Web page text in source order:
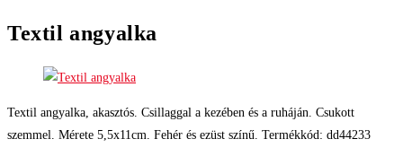
Textil angyalka
Textil angyalka, akasztós. Csillaggal a kezében és a ruháján. Csukott
szemmel. Mérete 5,5x11cm. Fehér és ezüst színű. Termékkód: dd44233